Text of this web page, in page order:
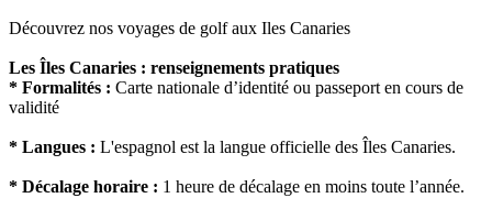
Découvrez nos voyages de golf aux Iles Canaries
Les Îles Canaries : renseignements pratiques
* Formalités : Carte nationale d’identité ou passeport en cours de
validité
* Langues : L'espagnol est la langue officielle des Îles Canaries.
* Décalage horaire : 1 heure de décalage en moins toute l’année.